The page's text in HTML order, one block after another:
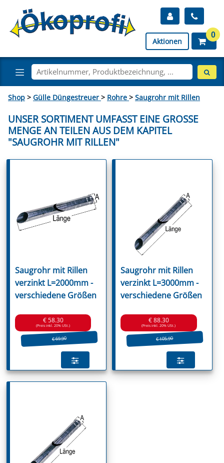
Aktionen
0
Shop > Gülle Düngestreuer > Rohre > Saugrohr mit Rillen
UNSER SORTIMENT UMFASST EINE GROSSE M
ENGE AN TEILEN AUS DEM KAPITEL "
SAUGROHR MIT RILLEN"
Saugrohr mit Rillen
verzinkt L=2000mm -
verschiedene Größen
€ 58.30
(Preis inkl. 20% USt.)
€ 69.90
Saugrohr mit Rillen
verzinkt L=3000mm -
verschiedene Größen
€ 88.30
(Preis inkl. 20% USt.)
€ 105.90